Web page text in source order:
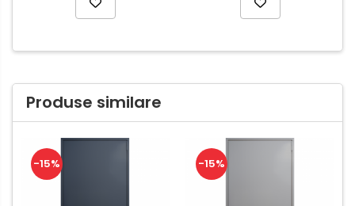
Produse similare
-15% -15%